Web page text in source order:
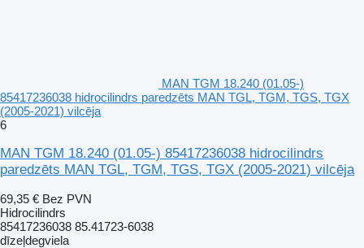
MAN TGM 18.240 (01.05-)
85417236038 hidrocilindrs paredzēts MAN TGL, TGM, TGS, TGX
(2005-2021) vilcēja
6
MAN TGM 18.240 (01.05-) 85417236038 hidrocilindrs
paredzēts MAN TGL, TGM, TGS, TGX (2005-2021) vilcēja
69,35 € Bez PVN
Hidrocilindrs
85417236038 85.41723-6038
dīzeļdegviela